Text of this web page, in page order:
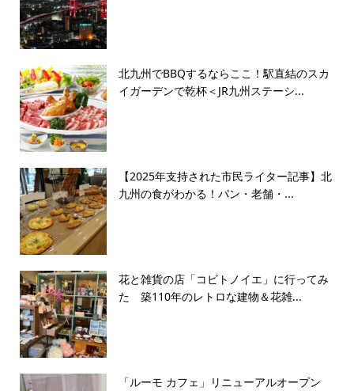
北九州でBBQするならここ！駅直結のスカ
イガーデンで乾杯＜JR九州ステーシ...
【2025年支持された市民ライター記事】北
九州の食がわかる！パン・老舗・...
花と雑貨の店「コビトノイエ」に行ってみ
た 築110年のレトロな建物＆花雑...
「ルーモ カフェ」リニューアルオープン